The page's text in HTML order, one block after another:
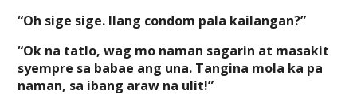
“Oh sige sige. Ilang condom pala kailangan?”
“Ok na tatlo, wag mo naman sagarin at masakit
syempre sa babae ang una. Tangina mola ka pa
naman, sa ibang araw na ulit!”